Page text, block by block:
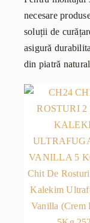
necesare
soluții de
asigură
din piatră